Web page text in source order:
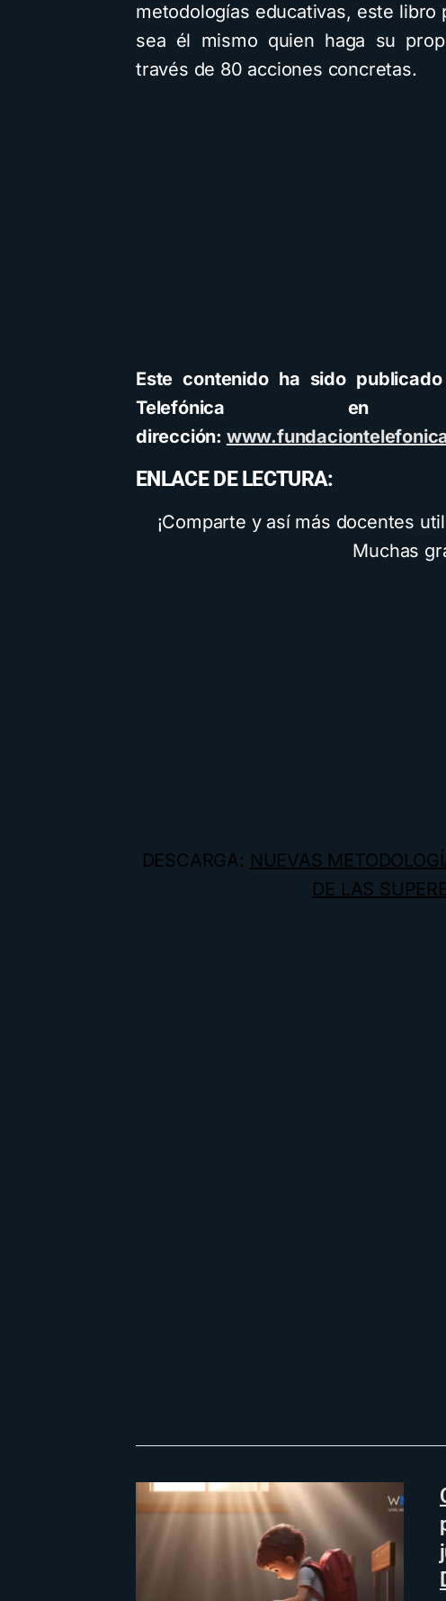
metodologías educativas, este
sea él mismo quien haga su
través de 80 acciones concretas.
Este contenido ha sido
Telefónica
dirección:
ENLACE DE LECTURA:
¡Comparte y así más docentes
Muchas
DESCARGA: NUEVAS
DE LAS